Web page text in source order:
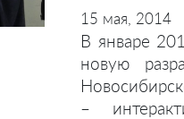
15 мая, 2014
В январе
новую
–